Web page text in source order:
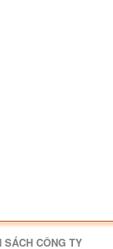
SÁCH CÔNG TY